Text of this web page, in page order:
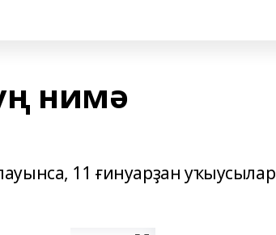
нимә
11 ғинуарҙан уҡыусылар